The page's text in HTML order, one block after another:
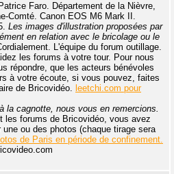
Faro. Département de la Nièvre,
Comté. Canon EOS M6 Mark II.
Les images d'illustration proposées par
en relation avec le bricolage ou le
L'équipe du forum outillage.
les forums à votre tour. Pour nous
répondre, que les acteurs bénévoles
à votre écoute, si vous pouvez, faites
de Bricovidéo. leetchi.com pour
la cagnotte, nous vous en remercions.
les forums de Bricovidéo, vous avez
ou des photos (chaque tirage sera
de Paris en période de confinement.